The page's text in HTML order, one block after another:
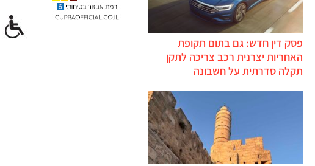
פסק דין חדש: גם בתום תקופת
האחריות יצרנית רכב צריכה לתקן
תקלה סדרתית על חשבונה